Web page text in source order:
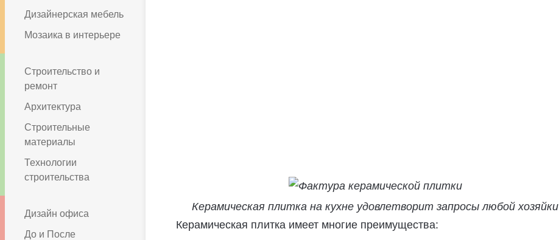
Дизайнерская мебель
Мозаика в интерьере
Строительство и
ремонт
Архитектура
Строительные
материалы
Технологии
строительства
Дизайн офиса
До и После
Керамическая плитка на кухне удовлетворит запросы любой хозяйки
Керамическая плитка имеет многие преимущества: